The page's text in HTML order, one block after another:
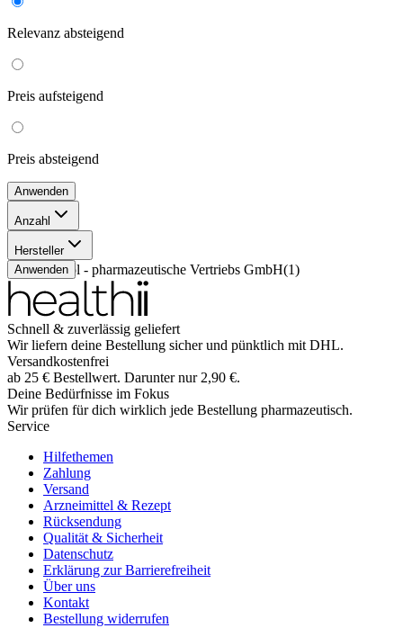
Relevanz absteigend
Preis aufsteigend
Preis absteigend
Anwenden
Anzahl
( 1)
Hersteller
Orthomol - pharmazeutische Vertriebs GmbH(1)
Anwenden
Schnell & zuverlässig geliefert
Wir liefern deine Bestellung sicher und pünktlich mit DHL.
Versandkostenfrei
ab 25 € Bestellwert. Darunter nur 2,90 €.
Deine Bedürfnisse im Fokus
Wir prüfen für dich wirklich jede Bestellung pharmazeutisch.
Service
Hilfethemen
Zahlung
Versand
Arzneimittel & Rezept
Rücksendung
Qualität & Sicherheit
Datenschutz
Erklärung zur Barrierefreiheit
Über uns
Kontakt
Bestellung widerrufen